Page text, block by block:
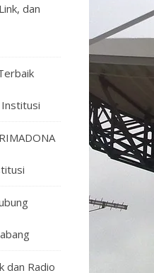
dan
dan Radio